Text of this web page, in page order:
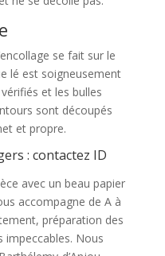
se fait sur le
lé est soigneusement
et les bulles
sont découpés
et propre.
: contactez ID
avec un beau papier
accompagne de A à
préparation des
Nous